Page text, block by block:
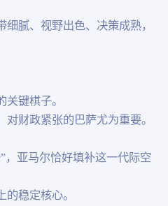
腻、视野出色、决策成熟，
键棋子。
财政紧张的巴萨尤为重要。
，亚马尔恰好填补这一代际空
稳定核心。